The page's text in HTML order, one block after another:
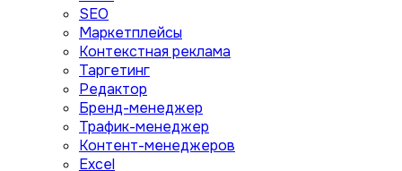
SEO
Маркетплейсы
Контекстная реклама
Таргетинг
Редактор
Бренд-менеджер
Трафик-менеджер
Контент-менеджеров
Excel